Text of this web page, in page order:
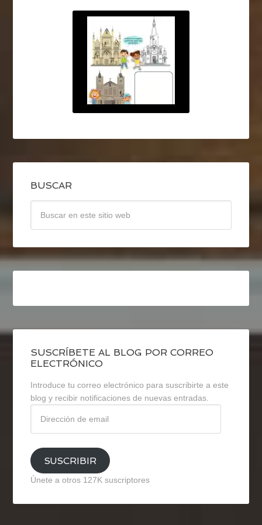
BUSCAR
SUSCRÍBETE AL BLOG POR CORREO
ELECTRÓNICO
Introduce tu correo electrónico para suscribirte a este
blog y recibir notificaciones de nuevas entradas.
email
SUSCRIBIR
Únete a otros 127K suscriptores